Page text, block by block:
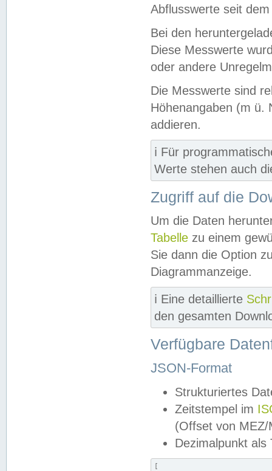
Abflusswerte seit
Bei den
Diese Messwerte
oder andere
Die Messwerte sind
Höhenangaben (m ü.
addieren.
ℹ️ Für
Werte stehen auch
Zugriff auf die
Um die Daten
Tabelle zu einem
Sie dann die Option
Diagrammanzeige.
ℹ️ Eine detaillierte
den gesamten
Verfügbare
JSON-Format
Strukturiertes
Zeitstempel im
(Offset von MEZ/
Dezimalpunkt als
[